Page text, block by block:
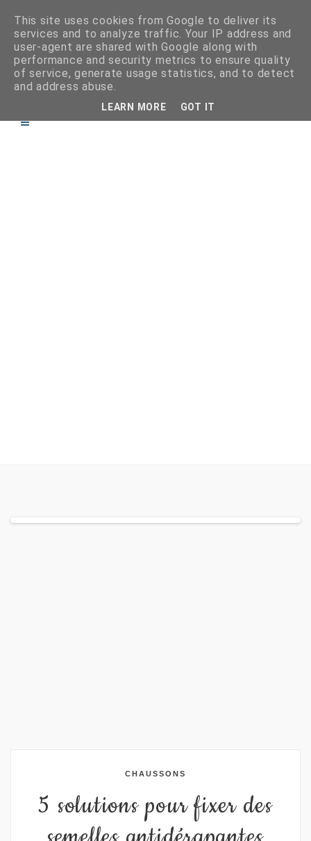
CHAUSSONS
5 solutions pour fixer des
This site uses cookies from Google to deliver its
services and to analyze traffic. Your IP address and
user-agent are shared with Google along with
performance and security metrics to ensure quality
of service, generate usage statistics, and to detect
and address abuse.
LEARN MORE GOT IT